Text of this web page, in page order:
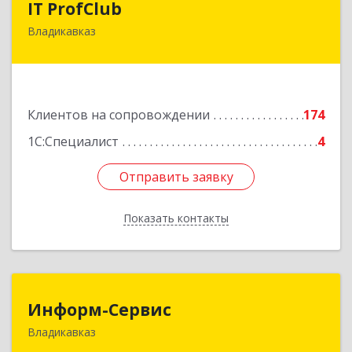
IT ProfClub
Владикавказ
Клиентов на сопровождении
174
1С:Специалист
4
Отправить заявку
Показать контакты
362045, Северная Осетия - Алания Респ,
Подробнее
Отправить заявку
Назад
Информ-Сервис
Владикавказ362020, Северная Осетия - Алания Респ,